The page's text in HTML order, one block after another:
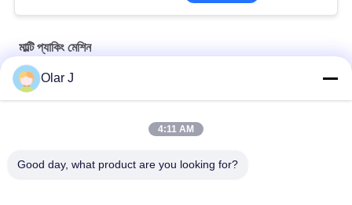
মাল্টি প্যাকিং মেশিন
YP65 মাল্টি ফাংশন সস প্যাকিং মেশিন উল্লম্ব টাইপ সালাদ সস আইস প্যাক সিলিকন তেল
2600W 15KHZ নরম্যাটিক প্লাস্টিক ওয়েল্ডিং মেশিন এমপি -
চকোলেট বিন বাদামের জন্য মাল্টিফাংশনাল উল্লম্ব টাইপ গ্রানুল প্যাকিং মেশিন বাদাম স্ন্যাকস
Olar J
4:11 AM
Good day, what product are you looking for?